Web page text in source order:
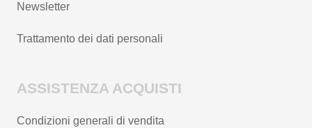
Newsletter
Trattamento dei dati personali
ASSISTENZA ACQUISTI
Condizioni generali di vendita